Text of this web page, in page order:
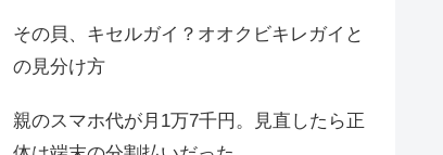
その貝、キセルガイ？オオクビキレガイと
の見分け方
親のスマホ代が月1万7千円。見直したら正